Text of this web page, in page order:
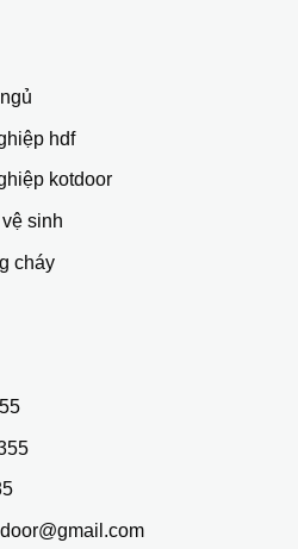
hdf
kotdoor
sinh
cháy